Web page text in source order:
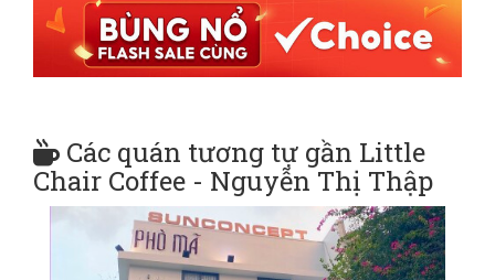
Các quán tương tự gần Little
Chair Coffee - Nguyễn Thị Thập